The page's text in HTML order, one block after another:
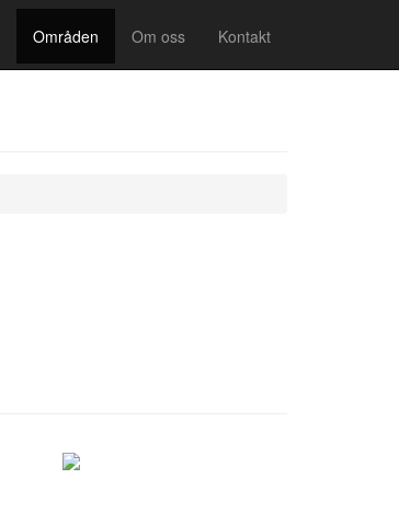
Områden Om oss Kontakt